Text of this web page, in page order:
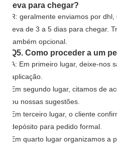
leva para chegar?
R: geralmente enviamos por
leva de 3 a 5 dias para chegar.
também opcional.
Q5. Como proceder a um
A: Em primeiro lugar, deixe-nos
aplicação.
Em segundo lugar, citamos de
ou nossas sugestões.
Em terceiro lugar, o cliente
depósito para pedido formal.
Em quarto lugar organizamos a